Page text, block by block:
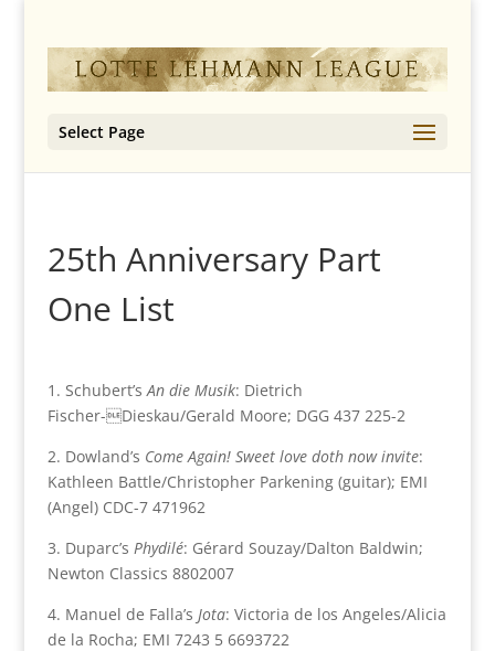
Select Page
25th Anniversary Part
One List
1. Schubert’sAn die Musik: Dietrich
Fischer-Dieskau/Gerald Moore; DGG 437 225-2
2. Dowland’s Come Again! Sweet love doth now invite:
Kathleen Battle/Christopher Parkening (guitar); EMI
(Angel) CDC-7 471962
3. Duparc’s Phydilé: Gérard Souzay/Dalton Baldwin;
Newton Classics 8802007
4. Manuel de Falla’s Jota: Victoria de los Angeles/Alicia
de la Rocha; EMI 7243 5 6693722